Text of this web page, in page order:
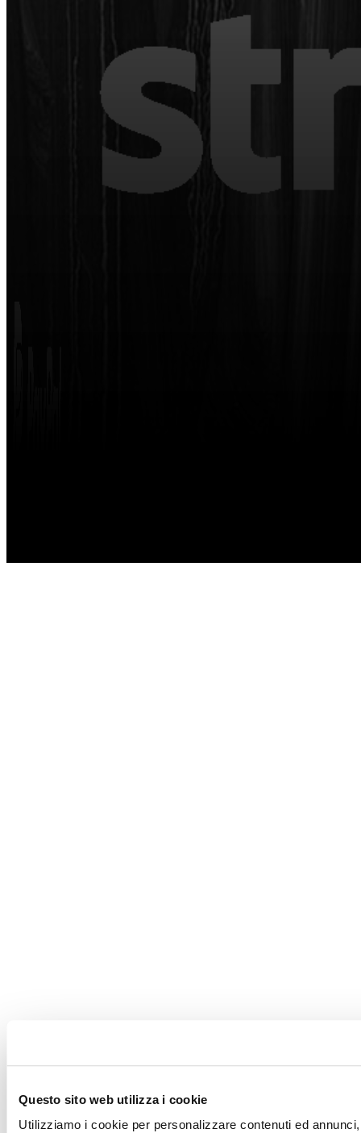
Questo sito web utilizza i cookie
Utilizziamo i cookie per personalizzare contenuti ed